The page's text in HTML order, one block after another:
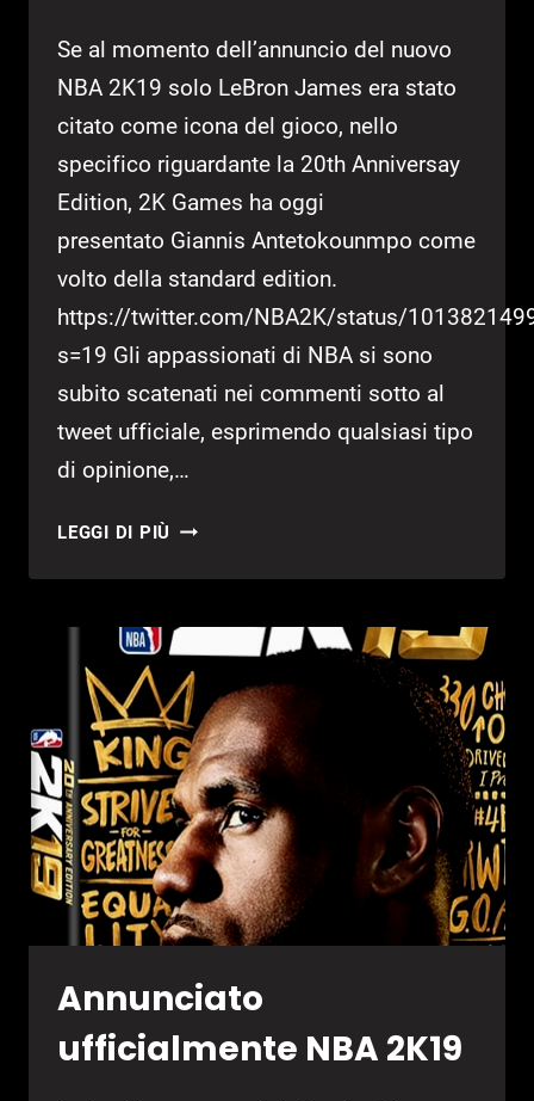
Se al momento dell’annuncio del nuovo
NBA 2K19 solo LeBron James era stato
citato come icona del gioco, nello
specifico riguardante la 20th Anniversay
Edition, 2K Games ha oggi
presentato Giannis Antetokounmpo come
volto della standard edition.
https://twitter.com/NBA2K/status/
s=19 Gli appassionati di NBA si sono
subito scatenati nei commenti sotto al
tweet ufficiale, esprimendo qualsiasi tipo
di opinione,…
LEGGI DI PIÙ NBA
VOLTO
PRESENTE
NELLA
STANDARD
EDITION
Annunciato
ufficialmente NBA 2K19